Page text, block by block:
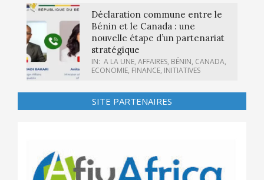
Déclaration commune entre le
Bénin et le Canada : une
nouvelle étape d’un partenariat
stratégique
IN: A LA UNE, AFFAIRES, BÉNIN, CANADA,
ECONOMIE, FINANCE, INITIATIVES
SITE PARTENAIRES